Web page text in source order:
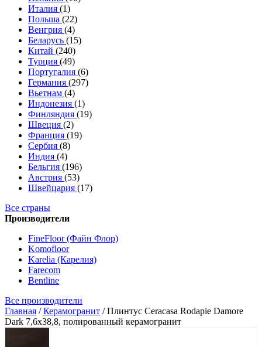
Италия (1)
Польша (22)
Венгрия (4)
Беларусь (15)
Китай (240)
Турция (49)
Португалия (6)
Германия (297)
Вьетнам (4)
Индонезия (1)
Финляндия (19)
Швеция (2)
Франция (19)
Сербия (8)
Индия (4)
Бельгия (196)
Австрия (53)
Швейцария (17)
Все страны
Производители
FineFloor (Файн Флор)
Komofloor
Karelia (Карелия)
Farecom
Bentline
Все производители
Главная /Керамогранит /Плинтус Ceracasa Rodapie Damore
Dark 7,6x38,8, полированный керамогранит